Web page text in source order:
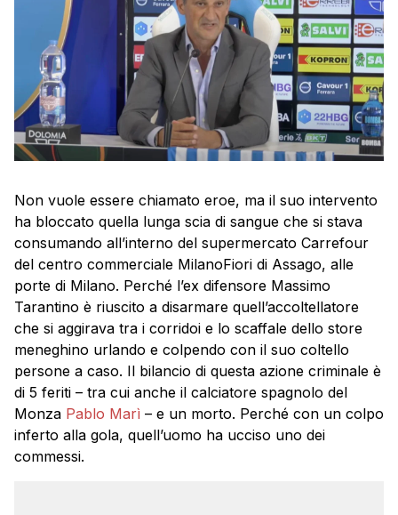
Non vuole essere chiamato eroe, ma il suo intervento
ha bloccato quella lunga scia di sangue che si stava
consumando all’interno del supermercato Carrefour
del centro commerciale MilanoFiori di Assago, alle
porte di Milano. Perché l’ex difensore Massimo
Tarantino è riuscito a disarmare quell’accoltellatore
che si aggirava tra i corridoi e lo scaffale dello store
meneghino urlando e colpendo con il suo coltello
persone a caso. Il bilancio di questa azione criminale è
di 5 feriti – tra cui anche il calciatore spagnolo del
Monza Pablo Marì – e un morto. Perché con un colpo
inferto alla gola, quell’uomo ha ucciso uno dei
commessi.